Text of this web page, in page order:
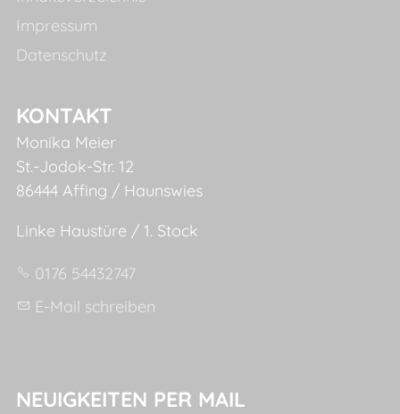
Impressum
Datenschutz
KONTAKT
Monika Meier
St.-Jodok-Str. 12
86444 Affing / Haunswies
Linke Haustüre / 1. Stock
0176 54432747
E-Mail schreiben
NEUIGKEITEN PER MAIL